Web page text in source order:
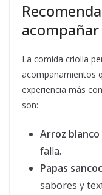
La comida criolla
acompañamientos
experiencia más
son:
Arroz
falla.
Papas
sabores y